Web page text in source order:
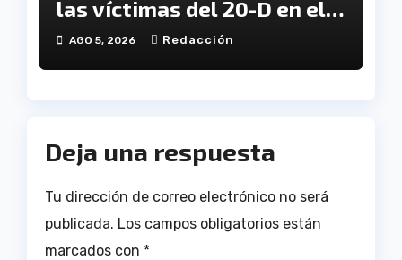
las víctimas del 20-D en el
XX aniversario de la
tragedia
AGO 5, 2026 Redacción
Deja una respuesta
Tu dirección de correo electrónico no será
publicada. Los campos obligatorios están
marcados con *